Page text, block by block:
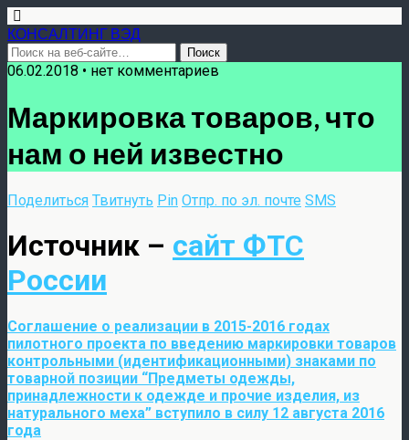
КОНСАЛТИНГ ВЭД
06.02.2018 • нет комментариев
Маркировка товаров, что
нам о ней известно
Поделиться Твитнуть Pin Отпр. по эл. почте SMS
Источник – сайт ФТС
России
Соглашение о реализации в 2015-2016 годах
пилотного проекта по введению маркировки товаров
контрольными (идентификационными) знаками по
товарной позиции “Предметы одежды,
принадлежности к одежде и прочие изделия, из
натурального меха” вступило в силу 12 августа 2016
года